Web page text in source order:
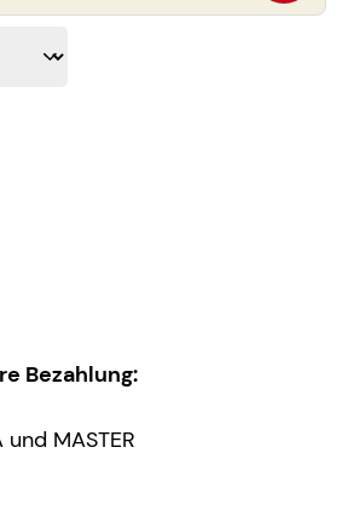
Bezahlung:
MASTER